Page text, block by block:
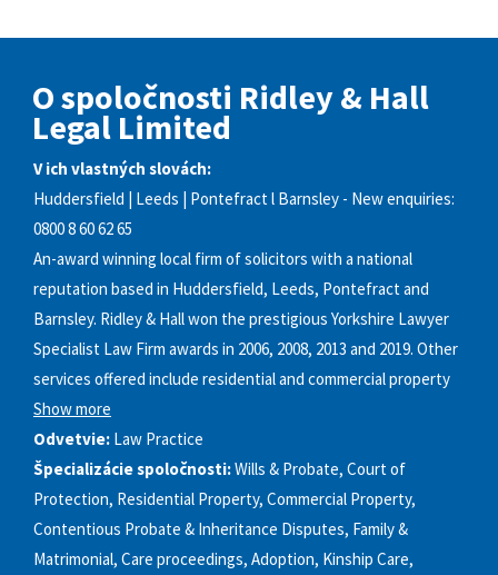
O spoločnosti Ridley & Hall
Legal Limited
V ich vlastných slovách:
Huddersfield | Leeds | Pontefract l Barnsley - New enquiries:
0800 8 60 62 65
An-award winning local firm of solicitors with a national
reputation based in Huddersfield, Leeds, Pontefract and
Barnsley. Ridley & Hall won the prestigious Yorkshire Lawyer
Specialist Law Firm awards in 2006, 2008, 2013 and 2019. Other
services offered include residential and commercial property
Show more
Odvetvie: Law Practice
Špecializácie spoločnosti:Wills & Probate, Court of
Protection, Residential Property, Commercial Property,
Contentious Probate & Inheritance Disputes, Family &
Matrimonial, Care proceedings, Adoption, Kinship Care,